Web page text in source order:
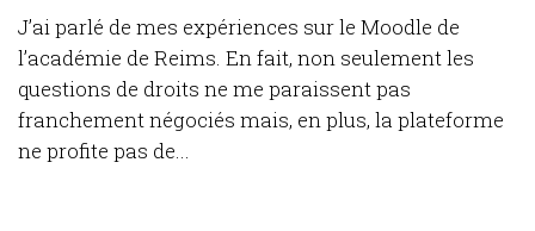
J’ai parlé de mes expériences sur le Moodle de
l’académie de Reims. En fait, non seulement les
questions de droits ne me paraissent pas
franchement négociés mais, en plus, la plateforme
ne profite pas de...